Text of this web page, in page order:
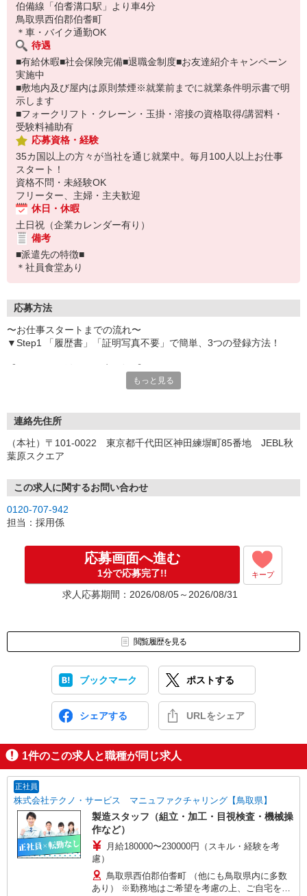
伯備線「伯耆溝口駅」より車4分
鳥取県西伯郡伯耆町
＊車・バイク通勤OK
待遇
■有給休暇■社会保険完備■退職金制度■お友達紹介キャンペーン
実施中
■敷地内及び屋内は原則禁煙※就業前までに就業条件明示書で明
示します
■フォークリフト・クレーン・玉掛・溶接の資格取得/講習料・
受験料補助有
応募資格・経験
35カ国以上の方々が当社を通じ就業中。毎月100人以上お仕事
スタート！
資格不問・未経験OK
フリーター、主婦・主夫歓迎
休日・休暇
土日祝（企業カレンダー有り）
備考
■派遣先の特徴■
＊社員食堂あり
応募方法
〜お仕事スタートまでの流れ〜
▼Step1 「履歴書」「証明写真不要」で簡単、3つの登録方法！
いつでも好きな時間に登録OK
受付時間/平日9:00〜19:00
【来場登録（目安1時間30分）】
▼Step2 全国にあるお仕事の中から、あなたにピッタリのお仕事を
ご案内
▼Step3 就業前に職場見学で気になる事はしっかりチェック！
応募⇒最短で2日後からの勤務も可能です！
もっと見る
連絡先住所
（本社）〒101-0022 東京都千代田区神田練塀町85番地 JEBL秋
葉原スクエア
この求人に関するお問い合わせ
0120-707-942
担当：採用係
応募画面へ進む
1分で応募完了!! キープ
求人応募期間：2026/08/05～2026/08/31
閲覧履歴を見る
ブックマーク ポストする
シェアする URLをシェア
1件のこの求人と職種が同じ求人
正社員
株式会社テクノ・サービス マニュファクチャリング【鳥取県】
製造スタッフ（組立・加工・目視検査・機械操
作など）
月給180000〜230000円（スキル・経験を考
慮）
鳥取県西伯郡伯耆町 （他にも鳥取県内に多数
あり） ※勤務地はご希望を考慮の上、ご自宅を中